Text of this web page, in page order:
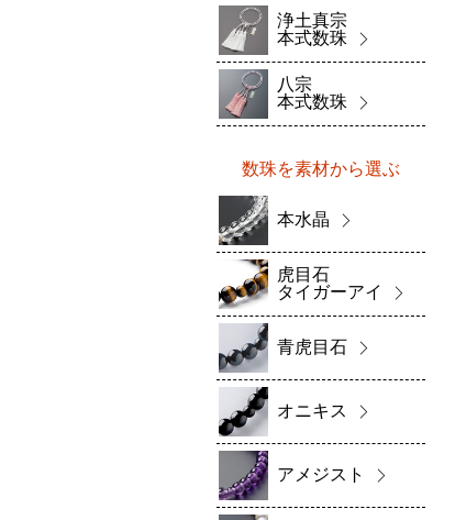
浄土真宗
本式数珠
八宗
本式数珠
数珠を素材から選ぶ
本水晶
虎目石
タイガーアイ
青虎目石
オニキス
アメジスト